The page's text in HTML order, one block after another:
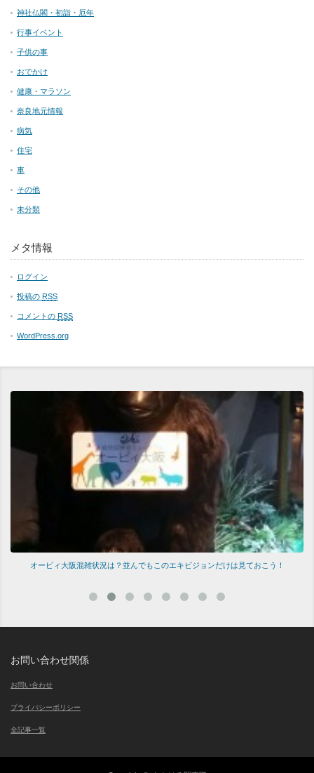
神社仏閣・初詣・厄年
行事イベント
子供の事
おでかけ
健康・マラソン
奈良地元情報
病気
住宅
車
その他
未分類
メタ情報
ログイン
投稿の RSS
コメントの RSS
WordPress.org
オービィ大阪混雑状況は？並んでもこのエキビジョンだけは見ておこう！
お問い合わせ関係
お問い合わせ
プライバシーポリシー
全記事一覧